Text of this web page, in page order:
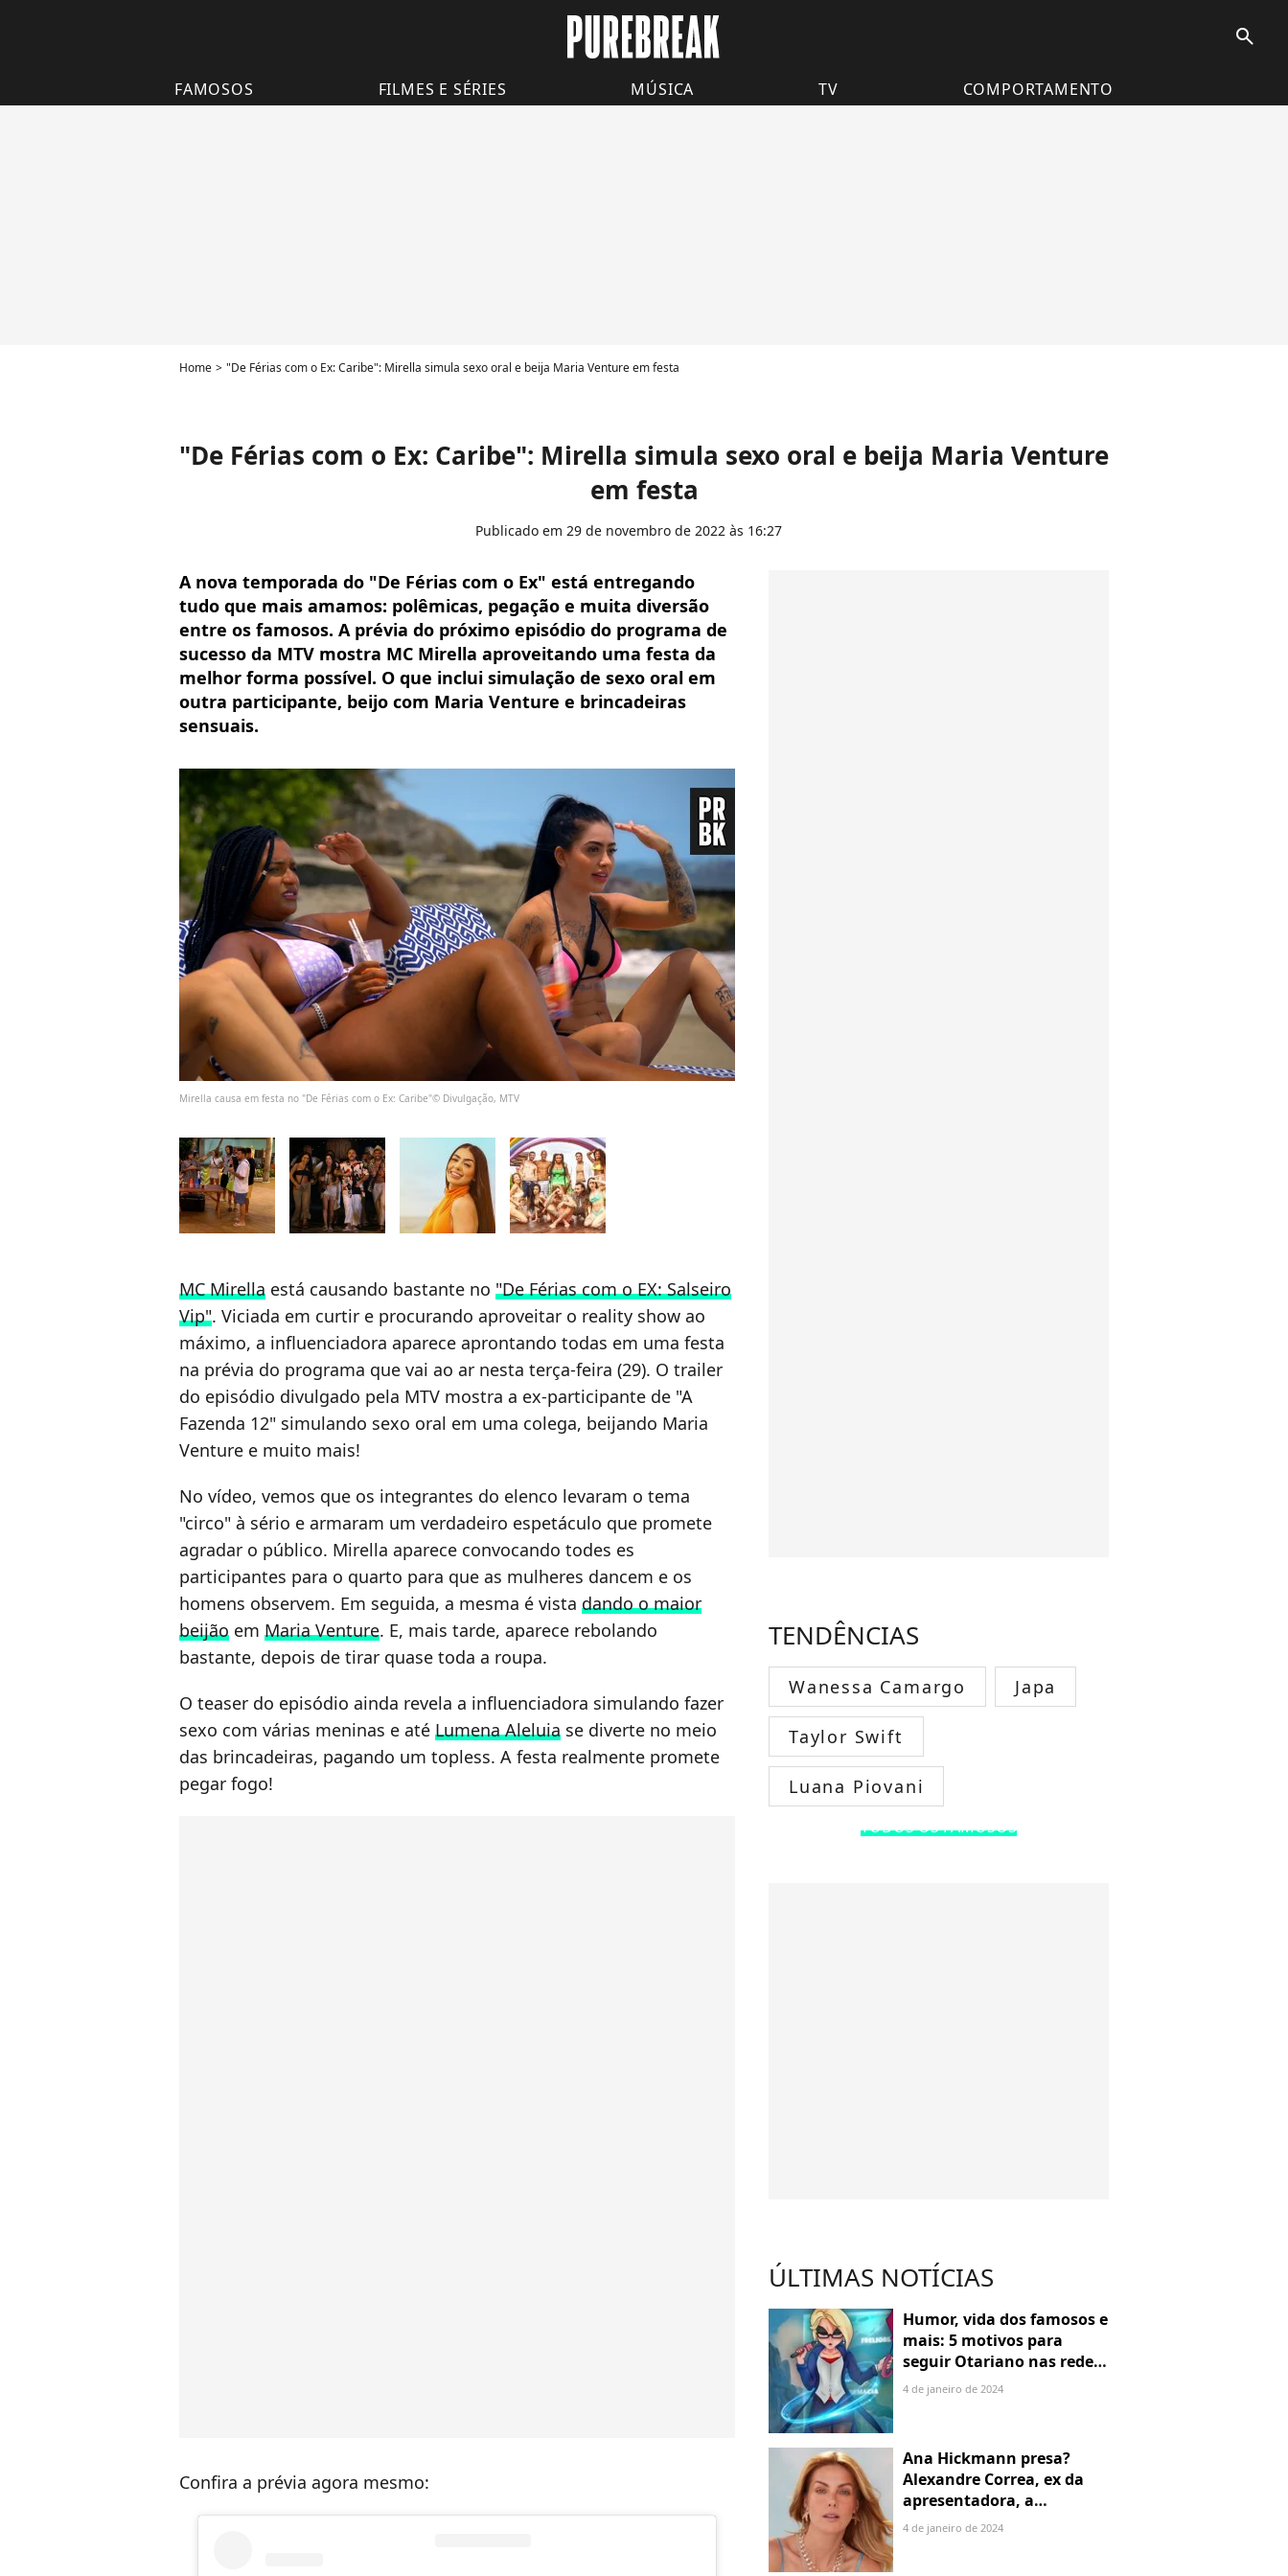
search
FAMOSOS FILMES E SÉRIES MÚSICA TV COMPORTAMENTO
Home "De Férias com o Ex: Caribe": Mirella simula sexo oral e beija Maria Venture em festa
"De Férias com o Ex: Caribe": Mirella simula sexo oral e beija Maria Venture
em festa
Publicado em 29 de novembro de 2022 às 16:27
A nova temporada do "De Férias com o Ex" está entregando
tudo que mais amamos: polêmicas, pegação e muita diversão
entre os famosos. A prévia do próximo episódio do programa de
sucesso da MTV mostra MC Mirella aproveitando uma festa da
melhor forma possível. O que inclui simulação de sexo oral em
outra participante, beijo com Maria Venture e brincadeiras
sensuais.
Mirella causa em festa no "De Férias com o Ex: Caribe"© Divulgação, MTV
MC Mirella está causando bastante no "De Férias com o EX: Salseiro
Vip". Viciada em curtir e procurando aproveitar o reality show ao
máximo, a influenciadora aparece aprontando todas em uma festa
na prévia do programa que vai ao ar nesta terça-feira (29). O trailer
do episódio divulgado pela MTV mostra a ex-participante de "A
Fazenda 12" simulando sexo oral em uma colega, beijando Maria
Venture e muito mais!
No vídeo, vemos que os integrantes do elenco levaram o tema
"circo" à sério e armaram um verdadeiro espetáculo que promete
agradar o público. Mirella aparece convocando todes es
participantes para o quarto para que as mulheres dancem e os
homens observem. Em seguida, a mesma é vista dando o maior
beijão em Maria Venture. E, mais tarde, aparece rebolando
bastante, depois de tirar quase toda a roupa.
O teaser do episódio ainda revela a influenciadora simulando fazer
sexo com várias meninas e até Lumena Aleluia se diverte no meio
das brincadeiras, pagando um topless. A festa realmente promete
pegar fogo!
Confira a prévia agora mesmo:
TENDÊNCIAS
Wanessa Camargo Japa
Taylor Swift
Luana Piovani
TODOS OS FAMOSOS
ÚLTIMAS NOTÍCIAS
Humor, vida dos famosos e
mais: 5 motivos para
seguir Otariano nas redes
sociais
4 de janeiro de 2024
Ana Hickmann presa?
Alexandre Correa, ex da
apresentadora, a
denuncia por alienação
4 de janeiro de 2024